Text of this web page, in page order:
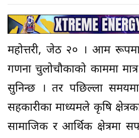
महोत्तरी, जेठ २० । आम
गणना चुलोचौकाको काममा
सुनिन्छ । तर पछिल्ला
सहकारीका माध्यमले कृषि
सामाजिक र आर्थिक क्षेत्रमा